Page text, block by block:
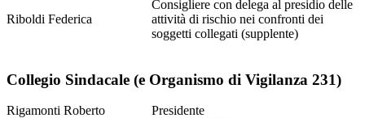
Riboldi Federica
Consigliere con delega al presidio delle
attività di rischio nei confronti dei
soggetti collegati (supplente)
Collegio Sindacale (e Organismo di Vigilanza 231)
Rigamonti Roberto
Presidente